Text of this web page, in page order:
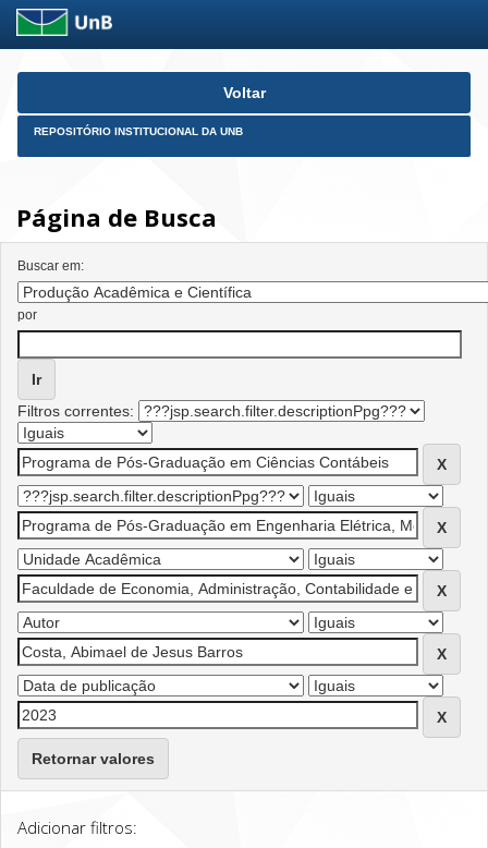
Skip
Voltar
REPOSITÓRIO INSTITUCIONAL DA UNB
Página de Busca
Buscar em:
por
Filtros correntes:
Retornar valores
Adicionar filtros: